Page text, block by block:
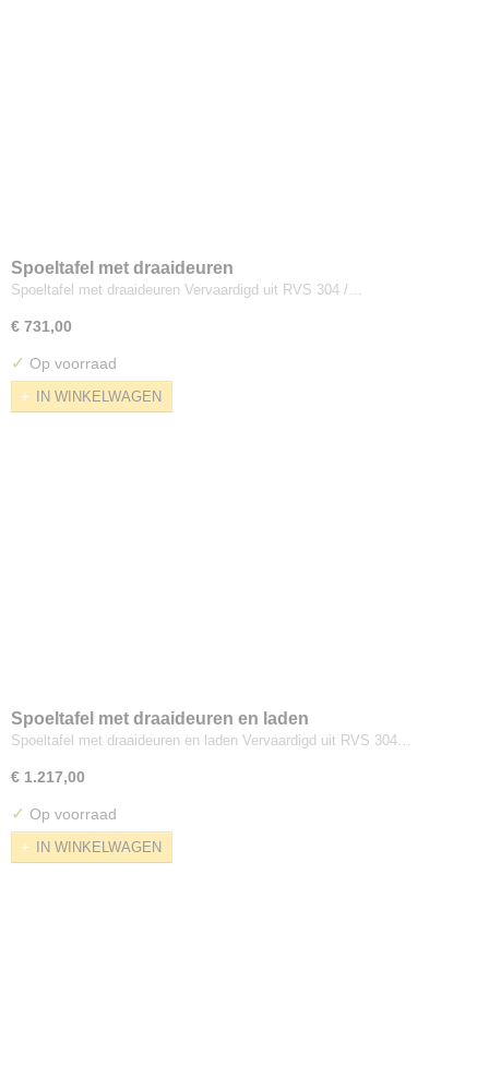
Spoeltafel met draaideuren
Spoeltafel met draaideuren Vervaardigd uit RVS 304 /…
€ 731,00
✓ Op voorraad
IN WINKELWAGEN
Spoeltafel met draaideuren en laden
Spoeltafel met draaideuren en laden Vervaardigd uit RVS 304…
€ 1.217,00
✓ Op voorraad
IN WINKELWAGEN